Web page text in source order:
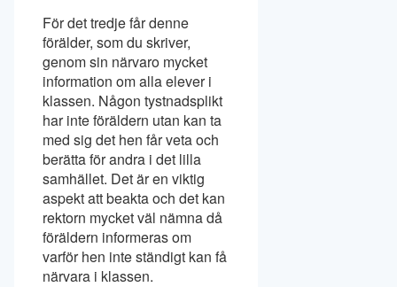
För det tredje får denne
förälder, som du skriver,
genom sin närvaro mycket
information om alla elever i
klassen. Någon tystnadsplikt
har inte föräldern utan kan ta
med sig det hen får veta och
berätta för andra i det lilla
samhället. Det är en viktig
aspekt att beakta och det kan
rektorn mycket väl nämna då
föräldern informeras om
varför hen inte ständigt kan få
närvara i klassen.